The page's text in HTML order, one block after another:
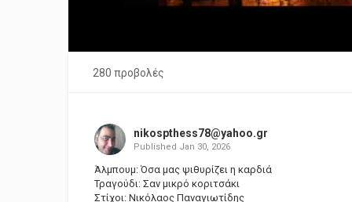
280 προβολές
nikospthess78@yahoo.gr
Published Jan 30, 2026
Άλμπουμ: Όσα μας ψιθυρίζει η καρδιά
Τραγούδι: Σαν μικρό κοριτσάκι
Στίχοι: Νικόλαος Παναγιωτίδης